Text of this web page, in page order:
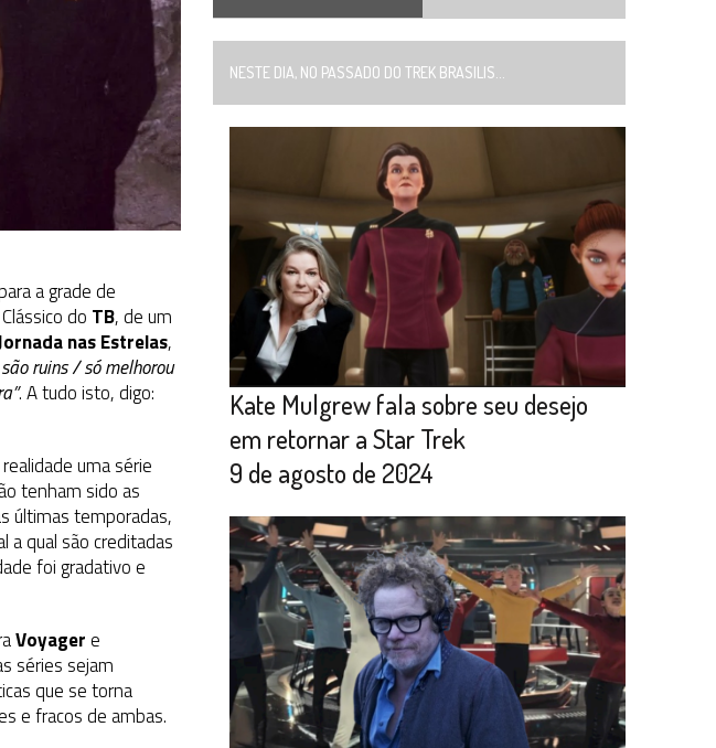
a grade de
do TB, de um
nas Estrelas,
ruins / só melhorou
. A tudo isto, digo:
uma série
tenham sido as
últimas temporadas,
qual são creditadas
foi gradativo e
Voyagere
séries sejam
que se torna
e fracos de ambas.
NESTE DIA, NO PASSADO DO TREK BRASILIS...
Kate Mulgrew fala sobre seu desejo
em retornar a Star Trek
9 de agosto de 2024